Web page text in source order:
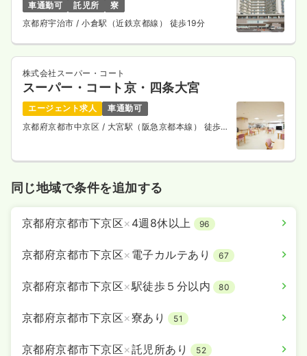
第二新卒可
月給37万円以上可
詳細を見る
透析
日勤のみ（常勤） 一時募集休止
時間 7:30～16:00
（休憩60分）
気になる 詳細を見る
車通勤可
託児所
寮
京都府宇治市/ 小倉駅（近鉄京都線） 徒歩19分
株式会社スーパー・コート
スーパー・コート京・四条大宮
エージェント求人
車通勤可
京都府京都市中京区 / 大宮駅（阪急京都本線） 徒歩2
同じ地域で条件を追加する
京都府京都市下京区× 4週8休以上 96
京都府京都市下京区× 電子カルテあり 67
京都府京都市下京区×駅徒歩５分以内 80
京都府京都市下京区×寮あり 51
京都府京都市下京区×託児所あり 52